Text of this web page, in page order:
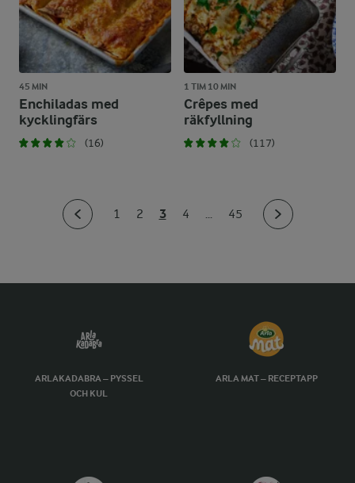
45 MIN
Enchiladas med
kycklingfärs
(16)
1 TIM 10 MIN
Crêpes med
räkfyllning
(117)
1 2 3 4 ... 45
ARLAKADABRA – PYSSEL
OCH KUL
ARLA MAT – RECEPTAPP